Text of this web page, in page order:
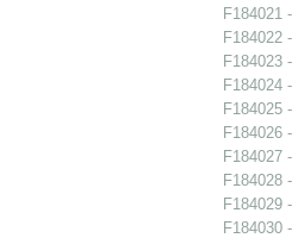
F184021
F184022
F184023
F184024
F184025
F184026
F184027
F184028
F184029
F184030